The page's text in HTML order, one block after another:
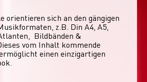
orientieren sich an den gängigen
z.B. Din A4, A5,
Bildbänden &
vom Inhalt kommende
einen einzigartigen